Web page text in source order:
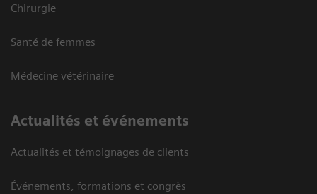
Chirurgie
Santé de femmes
Médecine vétérinaire
Actualités et événements
Actualités et témoignages de clients
Événements, formations et congrès